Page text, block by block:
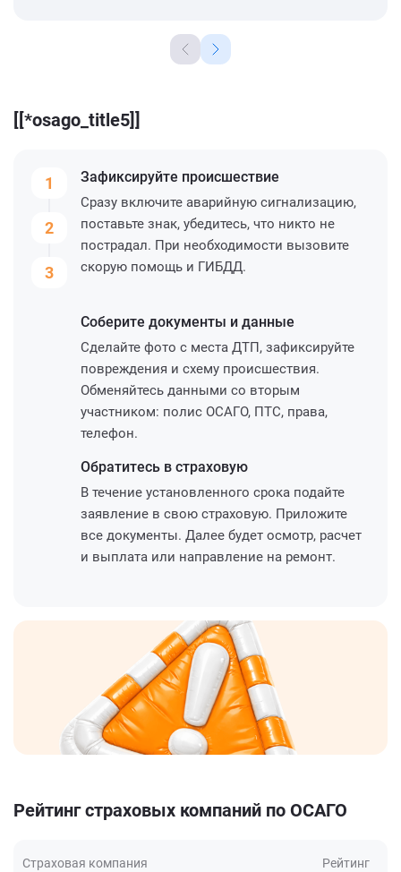
[[*osago_title5]]
1
2
3
Зафиксируйте происшествие
Сразу включите аварийную сигнализацию,
поставьте знак, убедитесь, что никто не
пострадал. При необходимости вызовите
скорую помощь и ГИБДД.
Соберите документы и данные
Сделайте фото с места ДТП, зафиксируйте
повреждения и схему происшествия.
Обменяйтесь данными со вторым
участником: полис ОСАГО, ПТС, права,
телефон.
Обратитесь в страховую
В течение установленного срока подайте
заявление в свою страховую. Приложите
все документы. Далее будет осмотр, расчет
и выплата или направление на ремонт.
Рейтинг страховых компаний по ОСАГО
Страховая компания Рейтинг